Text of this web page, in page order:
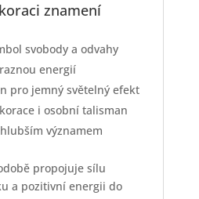
znamení
svobody a odvahy
energií
pro jemný světelný efekt
i osobní talisman
významem
propojuje sílu
a pozitivní energii do